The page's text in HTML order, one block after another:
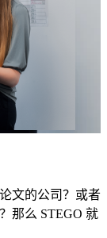
文的公司？或者
那么 STEGO 就